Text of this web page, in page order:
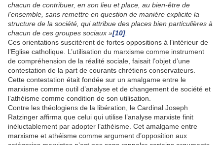
chacun de contribuer, en son lieu et place, au bien-être de
l’ensemble, sans remettre en question de manière explicite la
structure de la société, qui attribue des places bien particulières à
chacun de ces groupes sociaux »[10]
Ces orientations suscitèrent de fortes oppositions à l’intérieur de
l’Eglise catholique. L’utilisation du marxisme comme instrument
de compréhension de la réalité sociale, faisait l’objet d’une
contestation de la part de courants chrétiens conservateurs.
Cette contestation était fondée sur un amalgame entre le
marxisme comme outil d’analyse et de changement de société et
l’athéisme comme condition de son utilisation.
Contre les théologiens de la libération, le Cardinal Joseph
Ratzinger affirma que celui qui utilise l’analyse marxiste finit
inéluctablement par adopter l’athéisme. Cet amalgame entre
marxisme et athéisme comme argument d’opposition aux